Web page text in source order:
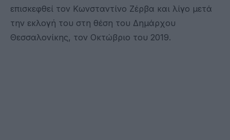
επισκεφθεί τον Κωνσταντίνο Ζέρβα και λίγο μετά
την εκλογή του στη θέση του Δημάρχου
Θεσσαλονίκης, τον Οκτώβριο του 2019.